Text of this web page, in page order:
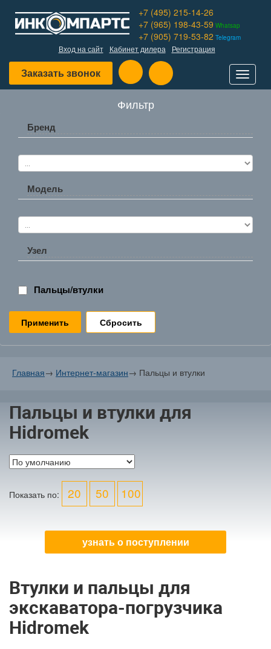
+7 (495) 215-14-26
+7 (965) 198-43-59 Whatsap
+7 (905) 719-53-82 Telegram
Вход на сайт Кабинет дилера Регистрация
Заказать звонок
Toggle
Фильтр
Бренд
Модель
Узел
Пальцы/втулки
Сбросить
Главная→ Интернет-магазин→ Пальцы и втулки
Пальцы и втулки для
Hidromek
Показать по: 20 50 100
узнать о поступлении
Втулки и пальцы для
экскаватора-погрузчика
Hidromek